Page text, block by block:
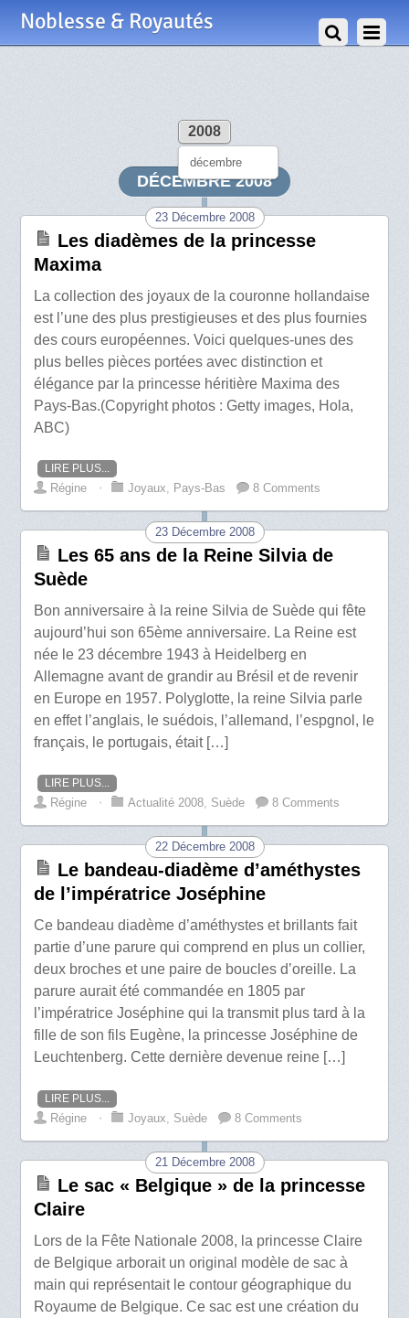
Noblesse & Royautés
2008
décembre
DÉCEMBRE 2008
23 Décembre 2008
Les diadèmes de la princesse
Maxima
La collection des joyaux de la couronne hollandaise
est l’une des plus prestigieuses et des plus fournies
des cours européennes. Voici quelques-unes des
plus belles pièces portées avec distinction et
élégance par la princesse héritière Maxima des
Pays-Bas.(Copyright photos : Getty images, Hola,
ABC)
LIRE PLUS...
Régine ⋅ Joyaux, Pays-Bas 8 Comments
23 Décembre 2008
Les 65 ans de la Reine Silvia de
Suède
Bon anniversaire à la reine Silvia de Suède qui fête
aujourd’hui son 65ème anniversaire. La Reine est
née le 23 décembre 1943 à Heidelberg en
Allemagne avant de grandir au Brésil et de revenir
en Europe en 1957. Polyglotte, la reine Silvia parle
en effet l’anglais, le suédois, l’allemand, l’espgnol, le
français, le portugais, était […]
LIRE PLUS...
Régine ⋅ Actualité 2008, Suède 8 Comments
22 Décembre 2008
Le bandeau-diadème d’améthystes
de l’impératrice Joséphine
Ce bandeau diadème d’améthystes et brillants fait
partie d’une parure qui comprend en plus un collier,
deux broches et une paire de boucles d’oreille. La
parure aurait été commandée en 1805 par
l’impératrice Joséphine qui la transmit plus tard à la
fille de son fils Eugène, la princesse Joséphine de
Leuchtenberg. Cette dernière devenue reine […]
LIRE PLUS...
Régine ⋅ Joyaux Suède 8 Comments
21 Décembre 2008
Le sac « Belgique » de la princesse
Claire
Lors de la Fête Nationale 2008, la princesse Claire
de Belgique arborait un original modèle de sac à
main qui représentait le contour géographique du
Royaume de Belgique. Ce sac est une création du